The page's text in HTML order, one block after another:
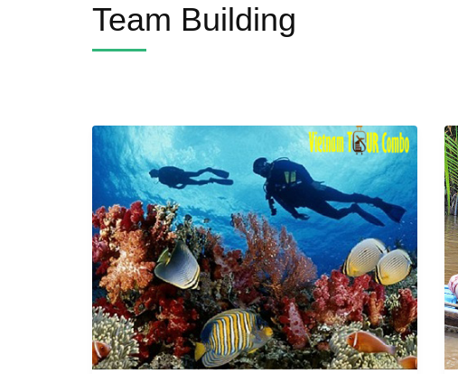
Team Building